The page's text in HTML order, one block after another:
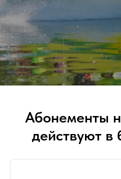
Абонементы
действуют в